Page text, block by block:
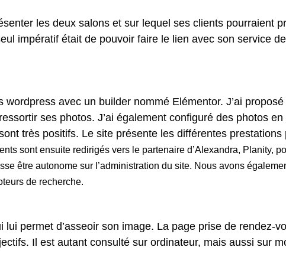
les deux salons et sur lequel ses clients pourraient
impératif était de pouvoir faire le lien avec son service
wordpress avec un builder nommé Elémentor. J’ai
ses photos. J’ai également configuré des photos
très positifs. Le site présente les différentes
sont ensuite redirigés vers le partenaire d’Alexandra, Planity,
être autonome sur l’administration du site. Nous avons
de recherche.
permet d’asseoir son image. La page prise de rendez-
Il est autant consulté sur ordinateur, mais aussi sur